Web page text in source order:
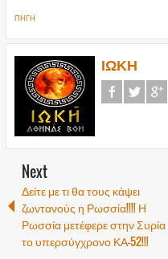
ΠΗΓΗ
ΙΩΚΗ
Next
Δείτε με τι θα τους κάψει
ζωντανούς η Ρωσσία!!!! Η
Ρωσσία μετέφερε στην Συρία
το υπερσύγχρονο ΚΑ-52!!!